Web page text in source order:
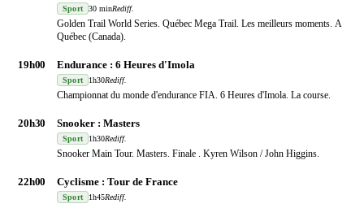
Sport 30 minRediff.
Golden Trail World Series. Québec Mega Trail. Les meilleurs moments. A
Québec (Canada).
19h00 Endurance : 6 Heures d'Imola
Sport 1h30Rediff.
Championnat du monde d'endurance FIA. 6 Heures d'Imola. La course.
20h30 Snooker : Masters
Sport 1h30Rediff.
Snooker Main Tour. Masters. Finale . Kyren Wilson / John Higgins.
22h00 Cyclisme : Tour de France
Sport 1h45Rediff.